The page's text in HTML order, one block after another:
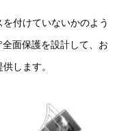
付けていないかのよう
面保護を設計して、お
します。